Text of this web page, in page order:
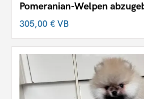
Pomeranian-Welpen
305,00 €VB